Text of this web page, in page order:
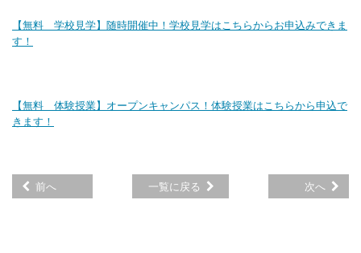
【無料 学校見学】随時開催中！学校見学はこちらからお申込みできま
す！
【無料 体験授業】オープンキャンパス！体験授業はこちらから申込で
きます！
前へ 一覧に戻る 次へ